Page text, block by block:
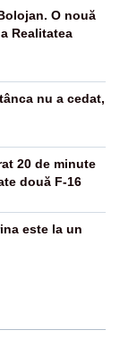
O nouă
Realitatea
nu a cedat,
20 de minute
două F-16
este la un